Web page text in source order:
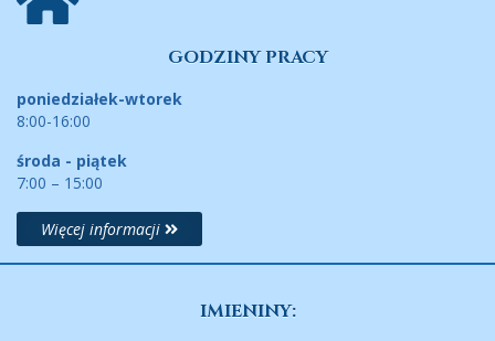
GODZINY PRACY
poniedziałek-wtorek
8:00-16:00
środa - piątek
7:00 – 15:00
Więcej informacji
IMIENINY: